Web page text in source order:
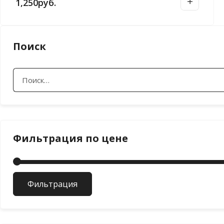
1,250руб.
Поиск
Найти:
Фильтрация по цене
Фильтрация